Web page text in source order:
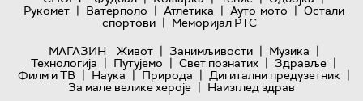
Рукомет | Ватерполо | Атлетика | Ауто-мото | Остали
спортови | Меморијал РТС
МАГАЗИН
Живот | Занимљивости | Музика |
Технологијa | Путујемо | Свет познатих | Здравље |
Филм и ТВ | Наука | Природа | Дигитални предузетник |
За мале велике хероје | Наизглед здрав